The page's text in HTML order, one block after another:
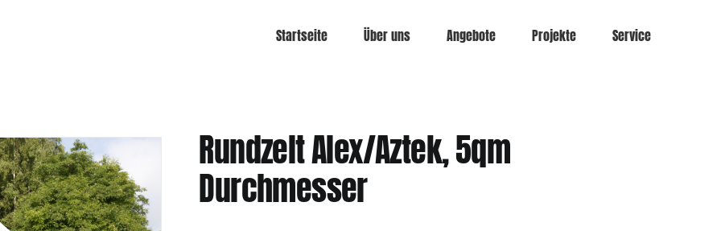
Startseite Über uns Angebote Projekte Service
Rundzelt Alex/Aztek, 5qm
Durchmesser